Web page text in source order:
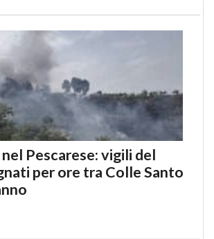
Pescarese: vigili del
per ore tra Colle Santo